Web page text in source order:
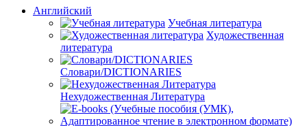
Английский
Учебная литература
Художественная
литература
Словари/DICTIONARIES
Нехудожественная Литература